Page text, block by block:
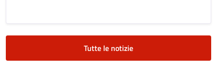
Tutte le notizie